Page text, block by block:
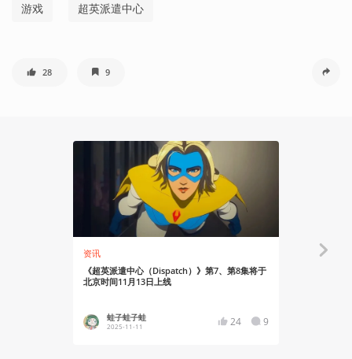
游戏 超英派遣中心
28 9
资讯
《超英派遣中心（Dispatch）》第7、第8集将于
北京时间11月13日上线
蛙子蛙子蛙
2025-11-11 24 9
机核实况